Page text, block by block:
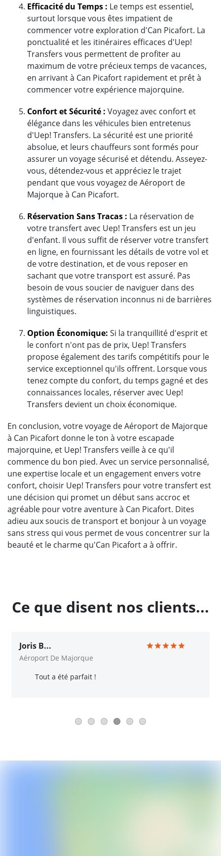
Efficacité du Temps : Le temps est essentiel,
surtout lorsque vous êtes impatient de
commencer votre exploration d'Can Picafort. La
ponctualité et les itinéraires efficaces d'Uep!
Transfers vous permettent de profiter au
maximum de votre précieux temps de vacances,
en arrivant à Can Picafort rapidement et prêt à
commencer votre expérience majorquine.
Confort et Sécurité : Voyagez avec confort et
élégance dans les véhicules bien entretenus
d'Uep! Transfers. La sécurité est une priorité
absolue, et leurs chauffeurs sont formés pour
assurer un voyage sécurisé et détendu. Asseyez-
vous, détendez-vous et appréciez le trajet
pendant que vous voyagez de Aéroport de
Majorque à Can Picafort.
Réservation Sans Tracas : La réservation de
votre transfert avec Uep! Transfers est un jeu
d'enfant. Il vous suffit de réserver votre transfert
en ligne, en fournissant les détails de votre vol et
de votre destination, et de vous reposer en
sachant que votre transport est assuré. Pas
besoin de vous soucier de naviguer dans des
systèmes de réservation inconnus ni de barrières
linguistiques.
Option Économique: Si la tranquillité d'esprit et
le confort n'ont pas de prix, Uep! Transfers
propose également des tarifs compétitifs pour le
service exceptionnel qu'ils offrent. Lorsque vous
tenez compte du confort, du temps gagné et des
connaissances locales, réserver avec Uep!
Transfers devient un choix économique.
En conclusion, votre voyage de Aéroport de Majorque
à Can Picafort donne le ton à votre escapade
majorquine, et Uep! Transfers veille à ce qu'il
commence du bon pied. Avec un service personnalisé,
une expertise locale et un engagement envers votre
confort, choisir Uep! Transfers pour votre transfert est
une décision qui promet un début sans accroc et
agréable pour votre aventure à Can Picafort. Dites
adieu aux soucis de transport et bonjour à un voyage
sans stress qui vous permet de vous concentrer sur la
beauté et le charme qu'Can Picafort a à offrir.
Ce que disent nos clients...
Joris B...
Aéroport De Majorque
Tout a été parfait !